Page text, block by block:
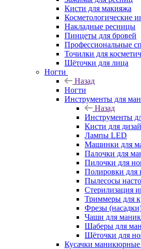
Кисти для макияжа
Косметологические
Накладные ресницы
Пинцеты для бровей
Профессиональные
Точилки для
Щёточки для лица
Ногти
Назад
Ногти
Инструменты для
Назад
Инструменты
Кисти для
Лампы LED
Машинки для
Палочки для
Пилочки для
Полировки для
Пылесосы
Стерилизация
Триммеры для
Фрезы
Чаши для
Шаберы для
Щёточки для
Кусачки